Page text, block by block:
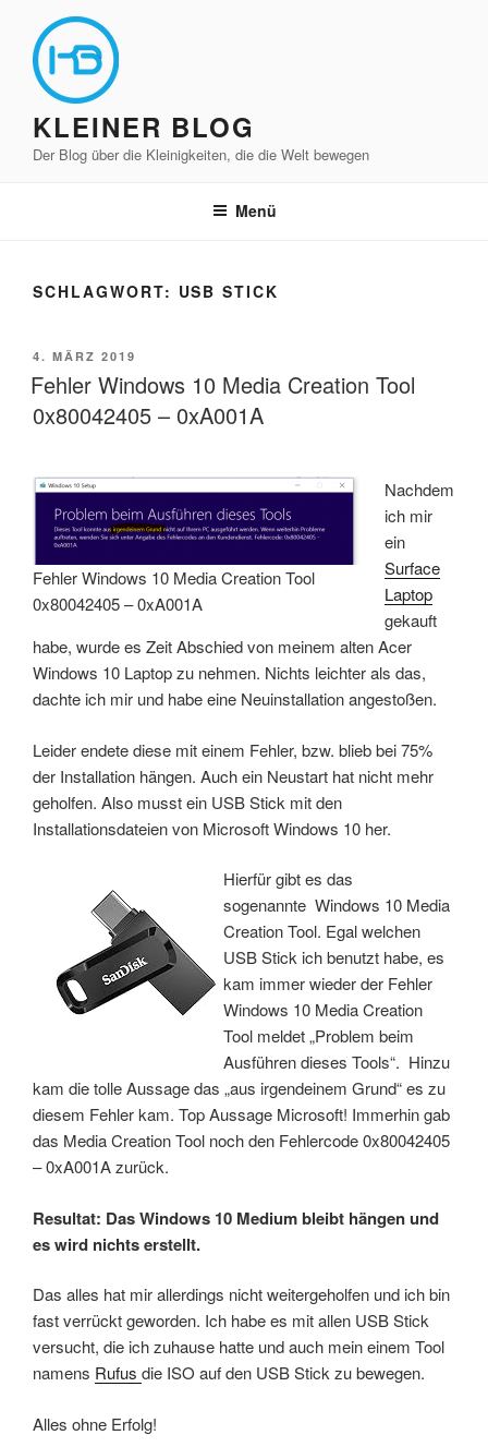
Inhalt
springen
KLEINER BLOG
Der Blog über die Kleinigkeiten, die die Welt bewegen
Menü
SCHLAGWORT: USB STICK
VERÖFFENTLICHT
AM
4. MÄRZ 2019
Fehler Windows 10 Media Creation Tool
0x80042405 – 0xA001A
Fehler Windows 10 Media Creation Tool
0x80042405 – 0xA001A
Nachdem
ich mir
ein
Surface
Laptop
gekauft
habe, wurde es Zeit Abschied von meinem alten Acer
Windows 10 Laptop zu nehmen. Nichts leichter als das,
dachte ich mir und habe eine Neuinstallation angestoßen.
Leider endete diese mit einem Fehler, bzw. blieb bei 75%
der Installation hängen. Auch ein Neustart hat nicht mehr
geholfen. Also musst ein USB Stick mit den
Installationsdateien von Microsoft Windows 10 her.
Hierfür gibt es das
sogenannte Windows 10 Media
Creation Tool. Egal welchen
USB Stick ich benutzt habe, es
kam immer wieder der Fehler
Windows 10 Media Creation
Tool meldet „Problem beim
Ausführen dieses Tools“. Hinzu
kam die tolle Aussage das „aus irgendeinem Grund“ es zu
diesem Fehler kam. Top Aussage Microsoft! Immerhin gab
das Media Creation Tool noch den Fehlercode 0x80042405
– 0xA001A zurück.
Resultat: Das Windows 10 Medium bleibt hängen und
es wird nichts erstellt.
Das alles hat mir allerdings nicht weitergeholfen und ich bin
fast verrückt geworden. Ich habe es mit allen USB Stick
versucht, die ich zuhause hatte und auch mein einem Tool
namens Rufus die ISO auf den USB Stick zu bewegen.
Alles ohne Erfolg!